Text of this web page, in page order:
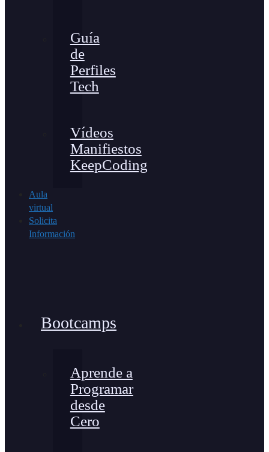
Guía
de
Perfiles
Tech
Vídeos
Manifiestos
KeepCoding
Aula
virtual
Solicita
Información
Bootcamps
Aprende a
Programar
desde
Cero